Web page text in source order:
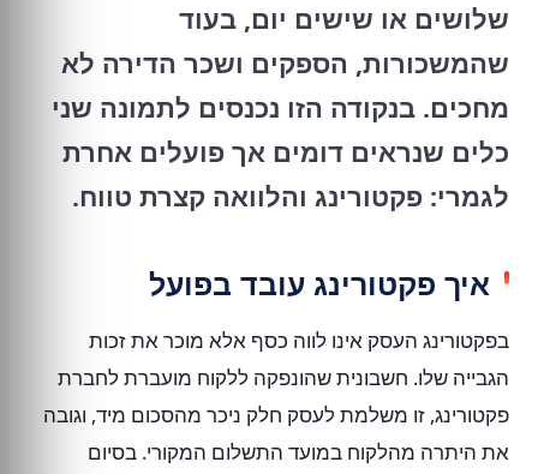
שלושים או שישים יום, בעוד
שהמשכורות, הספקים ושכר הדירה לא
מחכים. בנקודה הזו נכנסים לתמונה שני
כלים שנראים דומים אך פועלים אחרת
לגמרי: פקטורינג והלוואה קצרת טווח.
איך פקטורינג עובד בפועל
בפקטורינג העסק אינו לווה כסף אלא מוכר את זכות
הגבייה שלו. חשבונית שהונפקה ללקוח מועברת לחברת
פקטורינג, זו משלמת לעסק חלק ניכר מהסכום מיד, וגובה
את היתרה מהלקוח במועד התשלום המקורי. בסיום